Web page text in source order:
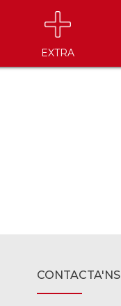
EXTRA
CONTACTA'NS